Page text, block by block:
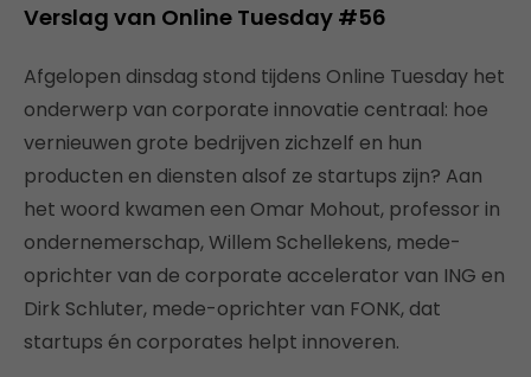
Verslag van Online Tuesday #56
Afgelopen dinsdag stond tijdens Online Tuesday het
onderwerp van corporate innovatie centraal: hoe
vernieuwen grote bedrijven zichzelf en hun
producten en diensten alsof ze startups zijn? Aan
het woord kwamen een Omar Mohout, professor in
ondernemerschap, Willem Schellekens, mede-
oprichter van de corporate accelerator van ING en
Dirk Schluter, mede-oprichter van FONK, dat
startups én corporates helpt innoveren.